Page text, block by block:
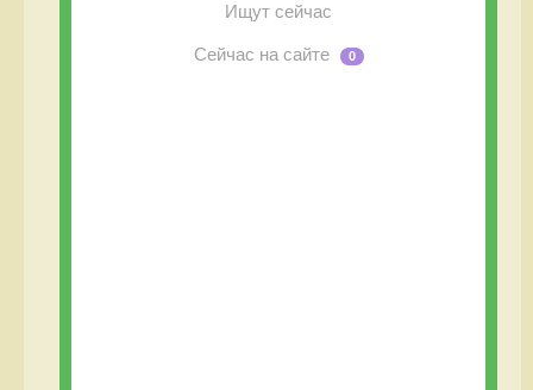
Ищут сейчас
Сейчас на сайте 0